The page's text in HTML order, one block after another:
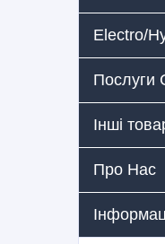
Electro/
Послуги
Інші
Про Нас